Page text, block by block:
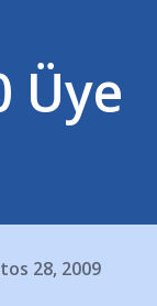
Üye
28, 2009